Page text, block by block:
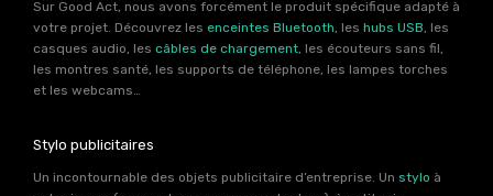
Sur Good Act, nous avons forcément le produit spécifique adapté à
votre projet. Découvrez les enceintes Bluetooth, les hubs USB, les
casques audio, les câbles de chargement, les écouteurs sans fil,
les montres santé, les supports de téléphone, les lampes torches
et les webcams…
Stylo publicitaires
Un incontournable des objets publicitaire d’entreprise. Un stylo à